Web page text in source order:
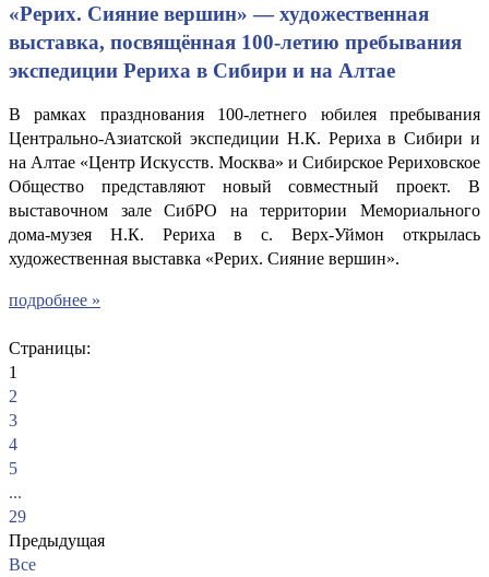
«Рерих. Сияние вершин» — художественная
выставка, посвящённая 100-летию пребывания
экспедиции Рериха в Сибири и на Алтае
В рамках празднования 100-летнего юбилея пребывания
Центрально-Азиатской экспедиции Н.К. Рериха в Сибири и
на Алтае «Центр Искусств. Москва» и Сибирское Рериховское
Общество представляют новый совместный проект. В
выставочном зале СибРО на территории Мемориального
дома-музея Н.К. Рериха в с. Верх-Уймон открылась
художественная выставка «Рерих. Сияние вершин».
подробнее »
Страницы:
1
2
3
4
5
...
29
Предыдущая
Все